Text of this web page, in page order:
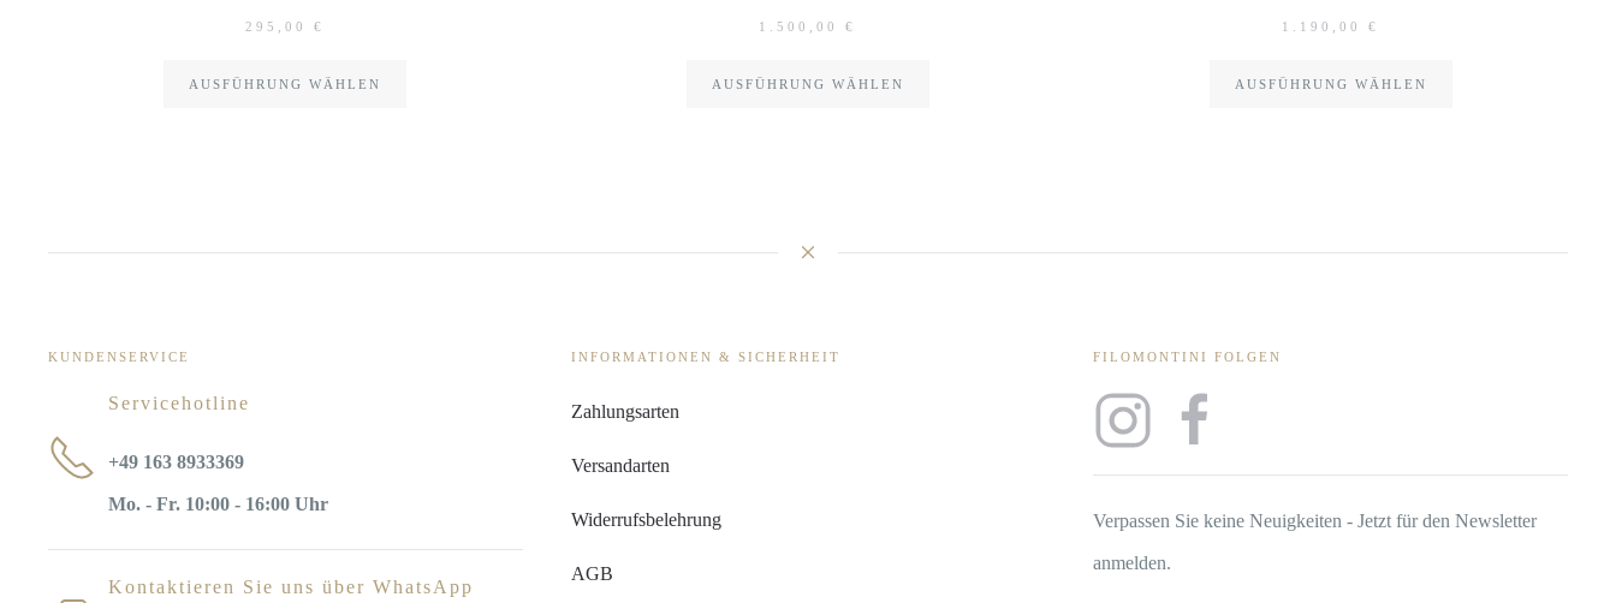
295,00€
AUSFÜHRUNG WÄHLEN
1.500,00€
AUSFÜHRUNG WÄHLEN
1.190,00€
AUSFÜHRUNG WÄHLEN
KUNDENSERVICE
Servicehotline
+49 163 8933369
Mo. - Fr. 10:00 - 16:00 Uhr
Kontaktieren Sie uns über WhatsApp
INFORMATIONEN & SICHERHEIT
Zahlungsarten
Versandarten
Widerrufsbelehrung
AGB
FILOMONTINI FOLGEN
Verpassen Sie keine Neuigkeiten - Jetzt für den Newsletter
anmelden.